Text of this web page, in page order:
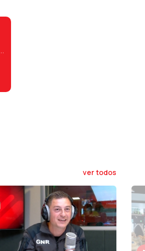
ver todos